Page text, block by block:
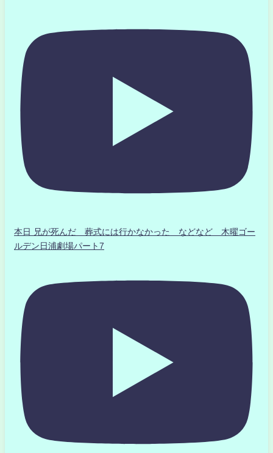
本日 兄が死んだ 葬式には行かなかった などなど 木曜ゴー
ルデン日浦劇場パート7